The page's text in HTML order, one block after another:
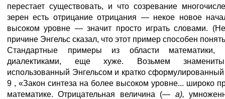
перестает существовать, и что созревание
зерен есть отрицание отрицания — некое новое
высоком уровне — значит просто играть словами.
причине Энгельс сказал, что этот пример способен
Стандартные примеры из области математики,
диалектиками, еще хуже. Возьмем
использованный Энгельсом и кратко
9 , «Закон синтеза на более высоком уровне... широко
математике. Отрицательная величина (— а),